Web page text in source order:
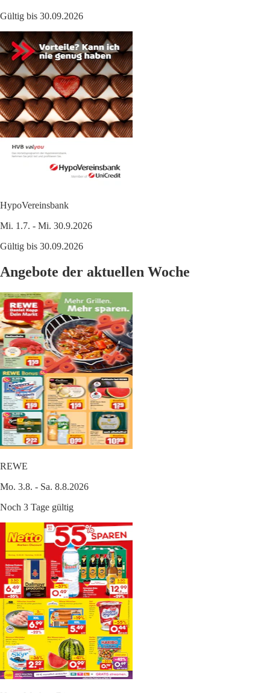
Gültig bis 30.09.2026
HypoVereinsbank
Mi. 1.7. - Mi. 30.9.2026
Gültig bis 30.09.2026
Angebote der aktuellen Woche
REWE
Mo. 3.8. - Sa. 8.8.2026
Noch 3 Tage gültig